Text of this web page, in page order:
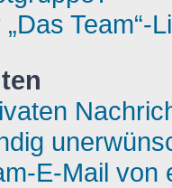
Team“-
E-Mail